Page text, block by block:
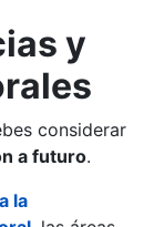
y
considerar
a futuro.
la